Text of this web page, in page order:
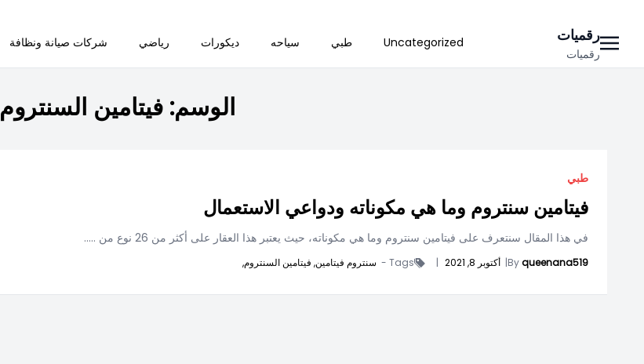
content
رقميات
رقميات
Uncategorized طبي سياحه ديكورات رياضي شركات صيانة ونظافة
الوسم:فيتامين السنتروم
طبي
فيتامين سنتروم وما هي مكوناته ودواعي الاستعمال
في هذا المقال سنتعرف على فيتامين سنتروم وما هي مكوناته، حيث يعتبر هذا العقار على أكثر من 26 نوع من .....
Byqueenana519
| أكتوبر 8, 2021 |
Tags - سنتروم فيتامين, فيتامين السنتروم,